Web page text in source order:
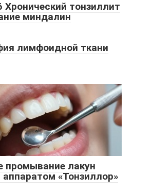
Хронический тонзиллит
миндалин
лимфоидной ткани
промывание лакун
«Тонзиллор»